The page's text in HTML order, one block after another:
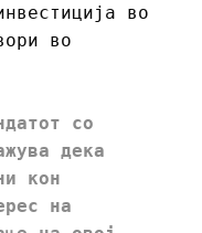
во
во
со
дека
кон
на